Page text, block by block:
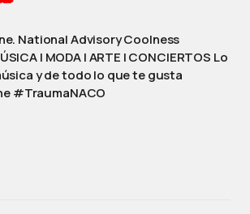
National Advisory Coolness
| MODA | ARTE | CONCIERTOS Lo
y de todo lo que te gusta
#TraumaNACO